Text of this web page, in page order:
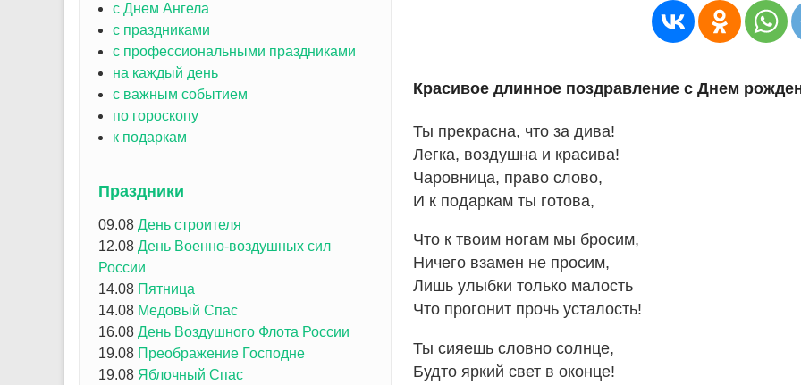
Красивое длинное поздравление с Днем
Ты прекрасна, что за дива!
Легка, воздушна и красива!
Чаровница, право слово,
И к подаркам ты готова,
Что к твоим ногам мы бросим,
Ничего взамен не просим,
Лишь улыбки только малость
Что прогонит прочь усталость!
Ты сияешь словно солнце,
Будто яркий свет в оконце!
с Днем Ангела
с праздниками
с профессиональными праздниками
на каждый день
с важным событием
по гороскопу
к подаркам
Праздники
09.08 День строителя
12.08 День Военно-воздушных сил
России
14.08 Пятница
14.08 Медовый Спас
16.08 День Воздушного Флота России
19.08 Преображение Господне
19.08 Яблочный Спас